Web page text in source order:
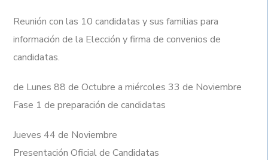
Reunión con las 10 candidatas y sus familias para
información de la Elección y firma de convenios de
candidatas.
de Lunes 88​ de Octubre a miércoles 33​ de Noviembre
Fase 1 de preparación de candidatas
Jueves 44​ de Noviembre
Presentación Oficial de Candidatas